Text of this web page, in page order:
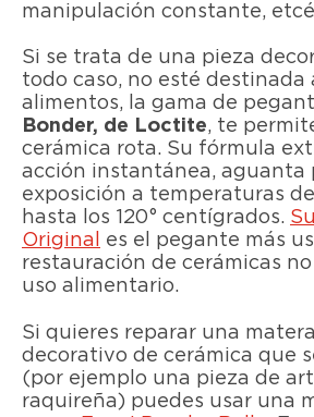
manipulación constante,
Si se trata de una pieza
todo caso, no esté destinada
alimentos, la gama de
Bonder, de Loctite, te
cerámica rota. Su fórmula
acción instantánea, aguanta
exposición a temperaturas
hasta los 120° centígrados.
Original
es el pegante más
restauración de cerámicas no
uso alimentario.
Si quieres reparar una
decorativo de cerámica que
(por ejemplo una pieza de
raquireña) puedes usar una